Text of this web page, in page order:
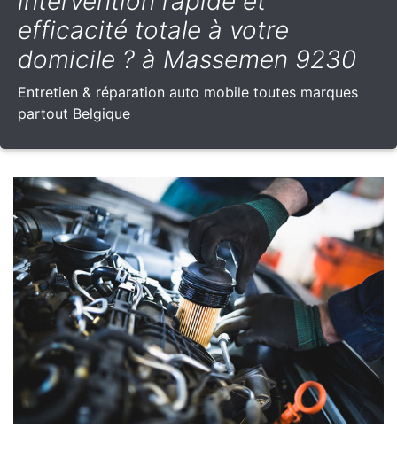
efficacité totale à votre
domicile ? à Massemen 9230
Entretien & réparation auto mobile toutes marques
partout Belgique